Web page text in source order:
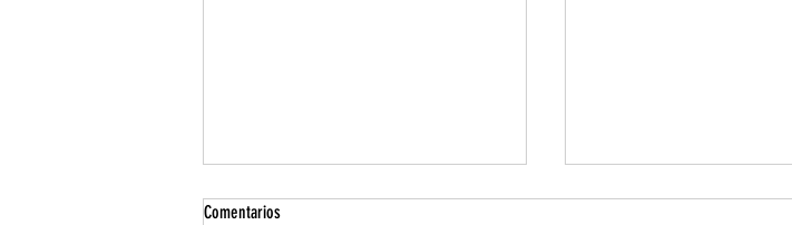
Comentarios